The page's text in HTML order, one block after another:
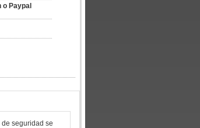
o Paypal
de seguridad se